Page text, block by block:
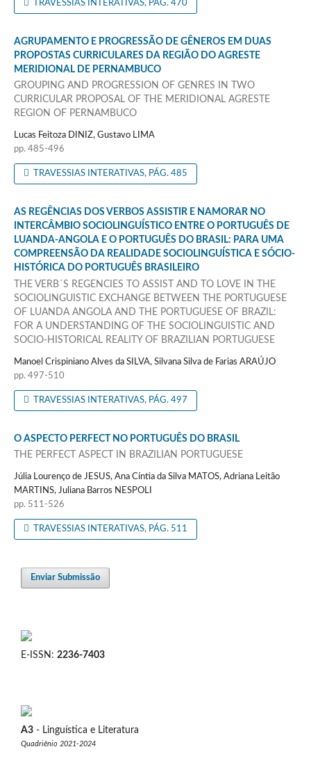
TRAVESSIAS INTERATIVAS, PÁG. 470
AGRUPAMENTO E PROGRESSÃO DE GÊNEROS EM DUAS
PROPOSTAS CURRICULARES DA REGIÃO DO AGRESTE
MERIDIONAL DE PERNAMBUCO
GROUPING AND PROGRESSION OF GENRES IN TWO
CURRICULAR PROPOSAL OF THE MERIDIONAL AGRESTE
REGION OF PERNAMBUCO
Lucas Feitoza DINIZ, Gustavo LIMA
pp. 485-496
TRAVESSIAS INTERATIVAS, PÁG. 485
AS REGÊNCIAS DOS VERBOS ASSISTIR E NAMORAR NO
INTERCÂMBIO SOCIOLINGUÍSTICO ENTRE O PORTUGUÊS DE
LUANDA-ANGOLA E O PORTUGUÊS DO BRASIL: PARA UMA
COMPREENSÃO DA REALIDADE SOCIOLINGUÍSTICA E SÓCIO-
HISTÓRICA DO PORTUGUÊS BRASILEIRO
THE VERB´S REGENCIES TO ASSIST AND TO LOVE IN THE
SOCIOLINGUISTIC EXCHANGE BETWEEN THE PORTUGUESE
OF LUANDA ANGOLA AND THE PORTUGUESE OF BRAZIL:
FOR A UNDERSTANDING OF THE SOCIOLINGUISTIC AND
SOCIO-HISTORICAL REALITY OF BRAZILIAN PORTUGUESE
Manoel Crispiniano Alves da SILVA, Silvana Silva de Farias ARAÚJO
pp. 497-510
TRAVESSIAS INTERATIVAS, PÁG. 497
O ASPECTO PERFECT NO PORTUGUÊS DO BRASIL
THE PERFECT ASPECT IN BRAZILIAN PORTUGUESE
Júlia Lourenço de JESUS, Ana Cíntia da Silva MATOS, Adriana Leitão
MARTINS, Juliana Barros NESPOLI
pp. 511-526
TRAVESSIAS INTERATIVAS, PÁG. 511
Enviar Submissão
E-ISSN: 2236-7403
A3 - Linguística e Literatura
Quadriênio 2021-2024